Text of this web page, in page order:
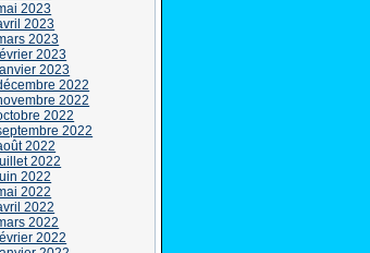
2023
2023
2023
2023
2023
2022
2022
2022
2022
2022
2022
2022
2022
2022
2022
2022